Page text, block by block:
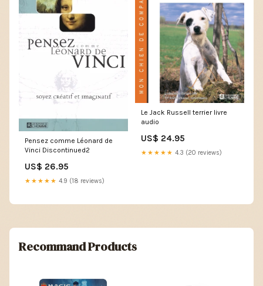
Pensez comme Léonard de
Vinci Discontinued2
US$ 26.95
★★★★★ 4.9 (18 reviews)
Le Jack Russell terrier livre
audio
US$ 24.95
★★★★★ 4.3 (20 reviews)
Recommand Products